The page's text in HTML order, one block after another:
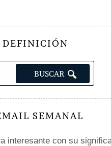
DEFINICIÓN
SEMANAL
interesante con su